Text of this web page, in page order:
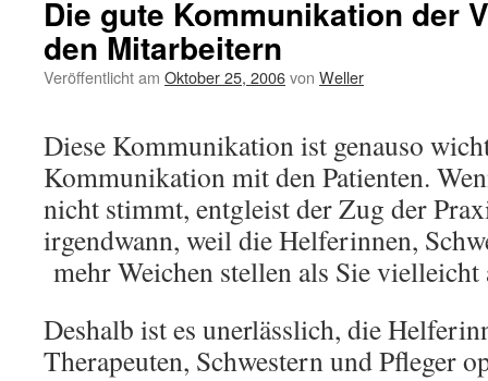
Die gute Kommunikation der
den Mitarbeitern
Veröffentlicht am Oktober 25, 2006von Weller
Diese Kommunikation ist genauso
Kommunikation mit den Patienten.
nicht stimmt, entgleist der Zug der
irgendwann, weil die Helferinnen,
mehr Weichen stellen als Sie vielleicht
Deshalb ist es unerlässlich, die
Therapeuten, Schwestern und Pfleger